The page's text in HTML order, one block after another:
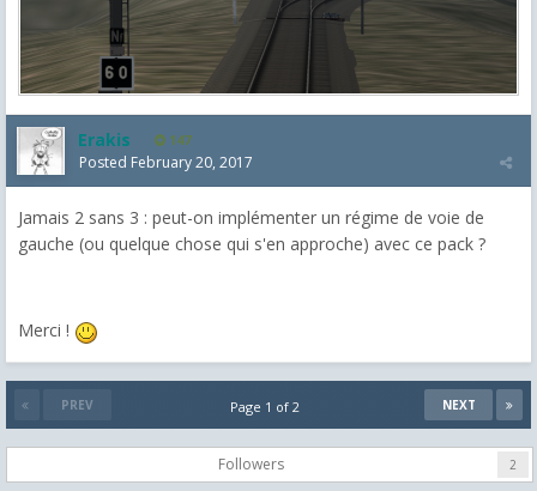
Erakis 147
Posted February 20, 2017
Jamais 2 sans 3 : peut-on implémenter un régime de voie de
gauche (ou quelque chose qui s'en approche) avec ce pack ?
Merci !
PREV NEXT
Page 1 of 2
Followers 2